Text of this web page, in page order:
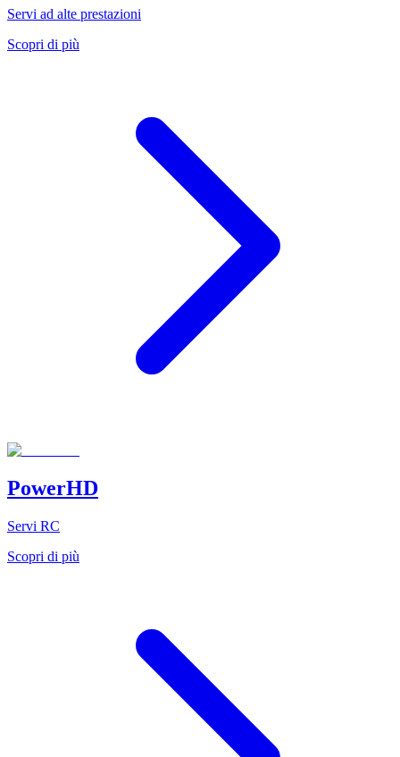
Servi ad alte prestazioni
Scopri di più
PowerHD
Servi RC
Scopri di più